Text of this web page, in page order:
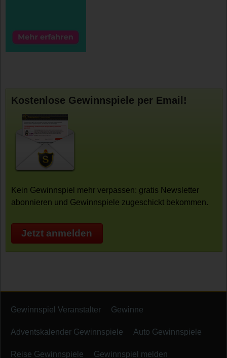
Kostenlose Gewinnspiele per Email!
Kein Gewinnspiel mehr verpassen: gratis Newsletter
abonnieren und Gewinnspiele zugeschickt bekommen.
Jetzt anmelden
Gewinnspiel Veranstalter Gewinne
Adventskalender Gewinnspiele Auto Gewinnspiele
Reise Gewinnspiele Gewinnspiel melden